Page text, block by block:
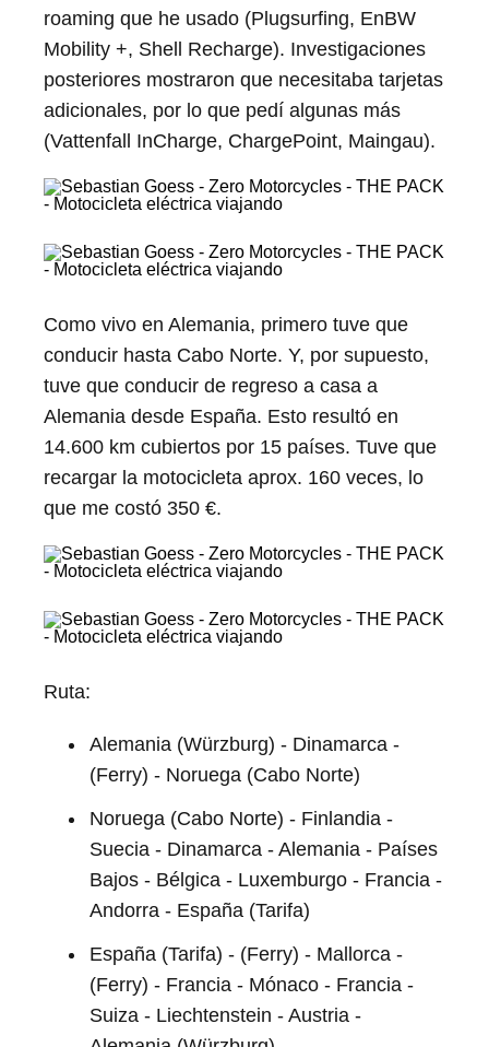
roaming que he usado (Plugsurfing, EnBW
Mobility +, Shell Recharge). Investigaciones
posteriores mostraron que necesitaba tarjetas
adicionales, por lo que pedí algunas más
(Vattenfall InCharge, ChargePoint, Maingau).
Como vivo en Alemania, primero tuve que
conducir hasta Cabo Norte. Y, por supuesto,
tuve que conducir de regreso a casa a
Alemania desde España. Esto resultó en
14.600 km cubiertos por 15 países. Tuve que
recargar la motocicleta aprox. 160 veces, lo
que me costó 350 €.
Ruta:
Alemania (Würzburg) - Dinamarca -
(Ferry) - Noruega (Cabo Norte)
Noruega (Cabo Norte) - Finlandia -
Suecia - Dinamarca - Alemania - Países
Bajos - Bélgica - Luxemburgo - Francia -
Andorra - España (Tarifa)
España (Tarifa) - (Ferry) - Mallorca -
(Ferry) - Francia - Mónaco - Francia -
Suiza - Liechtenstein - Austria -